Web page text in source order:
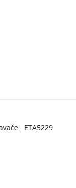
ETA5229